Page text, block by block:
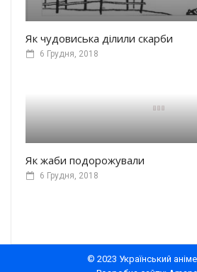
Як чудовиська ділили скарби
6 Грудня, 2018
Як жаби подорожували
6 Грудня, 2018
© 2023 Український